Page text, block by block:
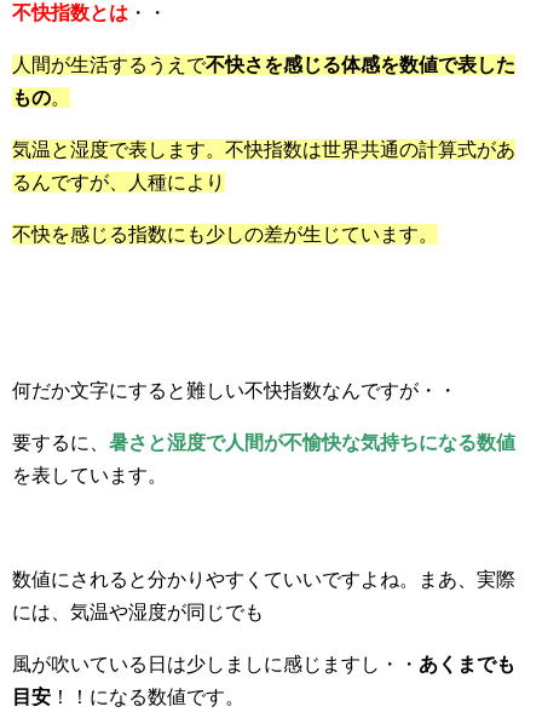
不快指数とは ・・
人間が生活するうえで不快さを感じる体感を数値で表した
もの。
気温と湿度で表します。不快指数は世界共通の計算式があ
るんですが、人種により
不快を感じる指数にも少しの差が生じています。
何だか文字にすると難しい不快指数なんですが・・
要するに、 暑さと湿度で人間が不愉快な気持ちになる数値
を表しています。
数値にされると分かりやすくていいですよね。まあ、実際
には、気温や湿度が同じでも
風が吹いている日は少しましに感じますし・・ あくまでも
目安 ！！になる数値です。